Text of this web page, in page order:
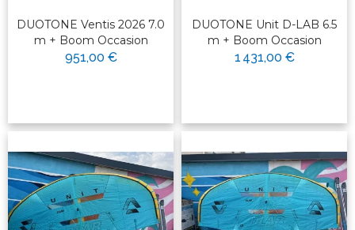
DUOTONE Ventis 2026 7.0
m + Boom Occasion
951,00 €
DUOTONE Unit D-LAB 6.5
m + Boom Occasion
1 431,00 €